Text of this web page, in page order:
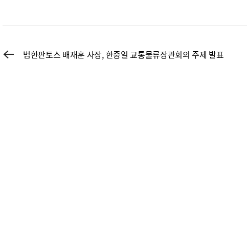
범한판토스 배재훈 사장, 한중일 교통물류장관회의 주제 발표